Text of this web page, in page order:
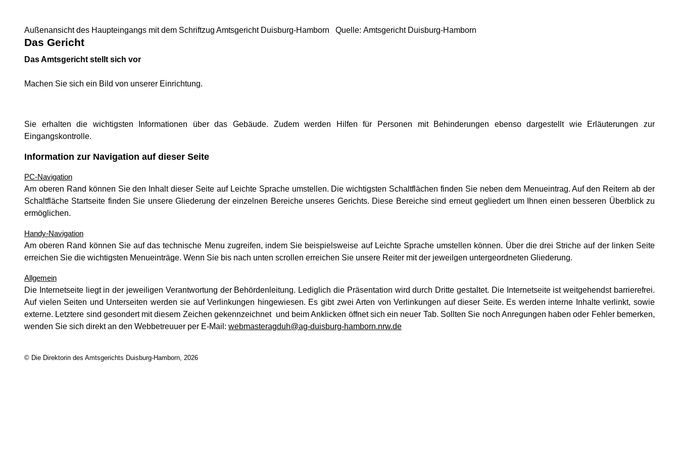
Außenansicht des Haupteingangs mit dem Schriftzug Amtsgericht Duisburg-Hamborn Quelle: Amtsgericht Duisburg-Hamborn
Das Gericht
Das Amtsgericht stellt sich vor
Machen Sie sich ein Bild von unserer Einrichtung.
Sie erhalten die wichtigsten Informationen über das Gebäude. Zudem werden Hilfen für Personen mit Behinderungen ebenso dargestellt wie Erläuterungen zur
Eingangskontrolle.
Information zur Navigation auf dieser Seite
PC-Navigation
Am oberen Rand können Sie den Inhalt dieser Seite auf Leichte Sprache umstellen. Die wichtigsten Schaltflächen finden Sie neben dem Menueintrag. Auf den Reitern ab der
Schaltfläche Startseite finden Sie unsere Gliederung der einzelnen Bereiche unseres Gerichts. Diese Bereiche sind erneut gegliedert um Ihnen einen besseren Überblick zu
ermöglichen.
Handy-Navigation
Am oberen Rand können Sie auf das technische Menu zugreifen, indem Sie beispielsweise auf Leichte Sprache umstellen können. Über die drei Striche auf der linken Seite
erreichen Sie die wichtigsten Menueinträge. Wenn Sie bis nach unten scrollen erreichen Sie unsere Reiter mit der jeweilgen untergeordneten Gliederung.
Allgemein
Die Internetseite liegt in der jeweiligen Verantwortung der Behördenleitung. Lediglich die Präsentation wird durch Dritte gestaltet. Die Internetseite ist weitgehendst barrierefrei.
Auf vielen Seiten und Unterseiten werden sie auf Verlinkungen hingewiesen. Es gibt zwei Arten von Verlinkungen auf dieser Seite. Es werden interne Inhalte verlinkt, sowie
externe. Letztere sind gesondert mit diesem Zeichen gekennzeichnet und beim Anklicken öffnet sich ein neuer Tab. Sollten Sie noch Anregungen haben oder Fehler bemerken,
wenden Sie sich direkt an den Webbetreuuer per E-Mail: webmasteragduh@ag-duisburg-hamborn.nrw.de
© Die Direktorin des Amtsgerichts Duisburg-Hamborn, 2026